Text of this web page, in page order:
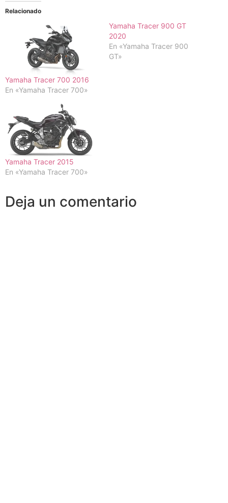
Relacionado
Yamaha Tracer 700 2016
En «Yamaha Tracer 700»
Yamaha Tracer 900 GT
2020
En «Yamaha Tracer 900
GT»
Yamaha Tracer 2015
En «Yamaha Tracer 700»
Deja un comentario